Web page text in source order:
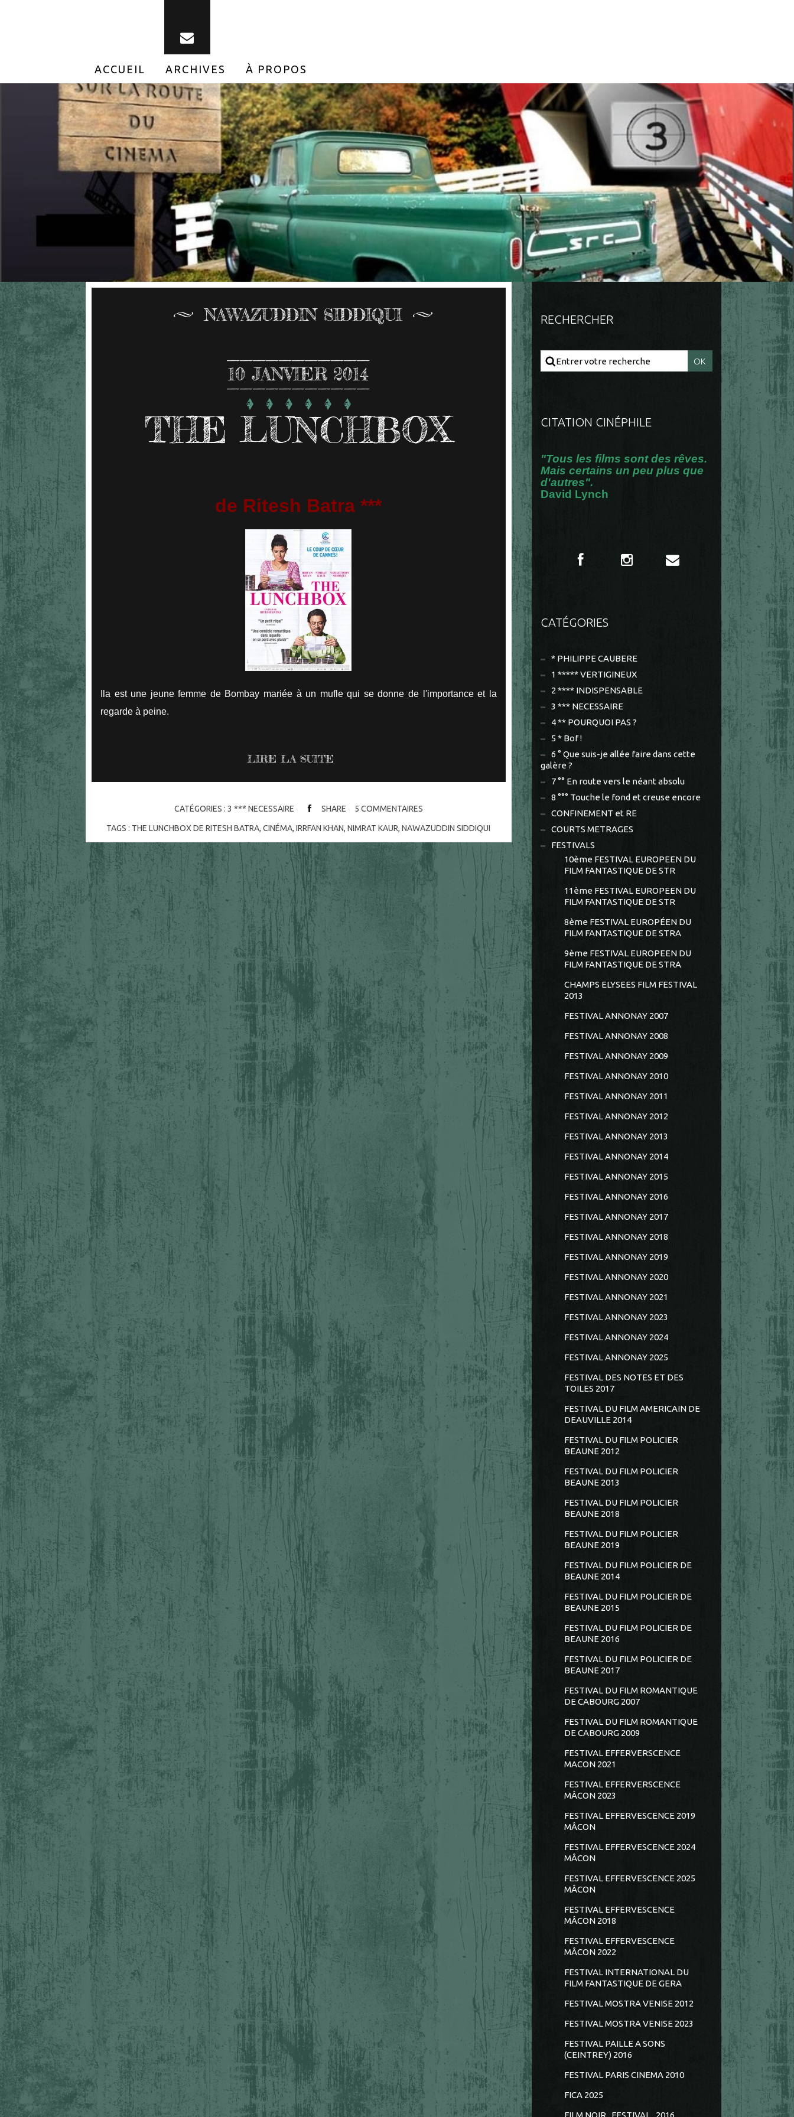
ACCUEIL ARCHIVES À PROPOS
NAWAZUDDIN SIDDIQUI
10 JANVIER 2014
THE LUNCHBOX
de Ritesh Batra ***
Ila est une jeune femme de Bombay mariée à un mufle qui se donne de l'importance et la
regarde à peine.
LIRE LA SUITE
CATÉGORIES : 3 *** NECESSAIRE SHARE 5 COMMENTAIRES
TAGS : THE LUNCHBOX DE RITESH BATRA,CINÉMA,IRRFAN KHAN,NIMRAT KAUR,NAWAZUDDIN SIDDIQUI
RECHERCHER
CITATION CINÉPHILE
"Tous les films sont des rêves.
Mais certains un peu plus que
d'autres".
David Lynch
CATÉGORIES
* PHILIPPE CAUBERE
1 ***** VERTIGINEUX
2 **** INDISPENSABLE
3 *** NECESSAIRE
4 ** POURQUOI PAS ?
5 * Bof !
6 ° Que suis-je allée faire dans cette
galère ?
7 °° En route vers le néant absolu
8 °°° Touche le fond et creuse encore
CONFINEMENT et RE
COURTS METRAGES
FESTIVALS
10ème FESTIVAL EUROPEEN DU
FILM FANTASTIQUE DE STR
11ème FESTIVAL EUROPEEN DU
FILM FANTASTIQUE DE STR
8ème FESTIVAL EUROPÉEN DU
FILM FANTASTIQUE DE STRA
9ème FESTIVAL EUROPEEN DU
FILM FANTASTIQUE DE STRA
CHAMPS ELYSEES FILM FESTIVAL
2013
FESTIVAL ANNONAY 2007
FESTIVAL ANNONAY 2008
FESTIVAL ANNONAY 2009
FESTIVAL ANNONAY 2010
FESTIVAL ANNONAY 2011
FESTIVAL ANNONAY 2012
FESTIVAL ANNONAY 2013
FESTIVAL ANNONAY 2014
FESTIVAL ANNONAY 2015
FESTIVAL ANNONAY 2016
FESTIVAL ANNONAY 2017
FESTIVAL ANNONAY 2018
FESTIVAL ANNONAY 2019
FESTIVAL ANNONAY 2020
FESTIVAL ANNONAY 2021
FESTIVAL ANNONAY 2023
FESTIVAL ANNONAY 2024
FESTIVAL ANNONAY 2025
FESTIVAL DES NOTES ET DES
TOILES 2017
FESTIVAL DU FILM AMERICAIN DE
DEAUVILLE 2014
FESTIVAL DU FILM POLICIER
BEAUNE 2012
FESTIVAL DU FILM POLICIER
BEAUNE 2013
FESTIVAL DU FILM POLICIER
BEAUNE 2018
FESTIVAL DU FILM POLICIER
BEAUNE 2019
FESTIVAL DU FILM POLICIER DE
BEAUNE 2014
FESTIVAL DU FILM POLICIER DE
BEAUNE 2015
FESTIVAL DU FILM POLICIER DE
BEAUNE 2016
FESTIVAL DU FILM POLICIER DE
BEAUNE 2017
FESTIVAL DU FILM ROMANTIQUE
DE CABOURG 2007
FESTIVAL DU FILM ROMANTIQUE
DE CABOURG 2009
FESTIVAL EFFERVERSCENCE
MACON 2021
FESTIVAL EFFERVERSCENCE
MÂCON 2023
FESTIVAL EFFERVESCENCE 2019
MÂCON
FESTIVAL EFFERVESCENCE 2024
MÂCON
FESTIVAL EFFERVESCENCE 2025
MÂCON
FESTIVAL EFFERVESCENCE
MÂCON 2018
FESTIVAL EFFERVESCENCE
MÂCON 2022
FESTIVAL INTERNATIONAL DU
FILM FANTASTIQUE DE GERA
FESTIVAL MOSTRA VENISE 2012
FESTIVAL MOSTRA VENISE 2023
FESTIVAL PAILLE A SONS
(CEINTREY) 2016
FESTIVAL PARIS CINEMA 2010
FICA 2025